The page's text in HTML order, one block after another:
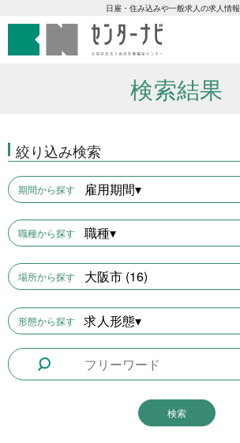
センターナビ 公
日雇・住み込みや一般求人の求人情
急募現金求人
急募契約求人
高齢者活躍求人
LINE応募可求人
はじめての方へ
事業主の皆様へ
雇用期間から探す
1日間
検索結果
絞り込み検索
期間から探す 雇用期間▾
職種から探す 職種▾
場所から探す 大阪市 (16)
形態から探す 求人形態▾